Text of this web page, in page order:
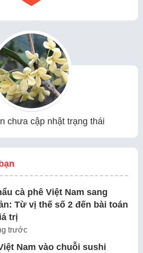
chưa cập nhật trạng thái
cà phê Việt Nam sang
Từ vị thế số 2 đến bài toán
trị
trước
Nam vào chuỗi sushi